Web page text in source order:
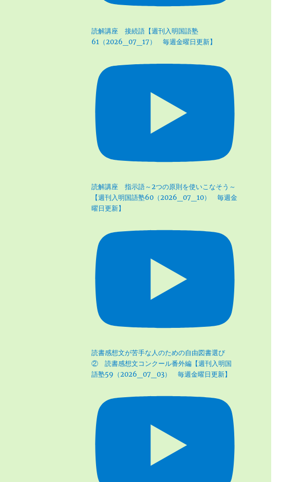
読解講座 接続語【週刊入明国語塾
61（2026_07_17） 毎週金曜日更新】
読解講座 指示語～2つの原則を使いこなそう～
【週刊入明国語塾60（2026_07_10） 毎週金
曜日更新】
読書感想文が苦手な人のための自由図書選び
② 読書感想文コンクール番外編【週刊入明国
語塾59（2026_07_03） 毎週金曜日更新】